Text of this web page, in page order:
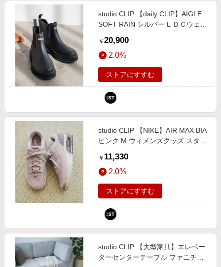
studio CLIP 【daily CLIP】AIGLE
SOFT RAIN シルバー L ＤＣウェア
ST アンドエスティ（旧ドットエス
ティ）
￥ 20,900
2.0%
ストアにすすむ
studio CLIP 【NIKE】AIR MAX BIA
ピンク M ウィメンズグッズ スタジ
エスティ（旧ドットエスティ）
￥ 11,330
2.0%
ストアにすすむ
studio CLIP 【大型家具】エレベー
ターセンターテーブル ファニチャ